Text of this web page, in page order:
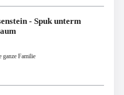
- Spuk unterm
ganze Familie